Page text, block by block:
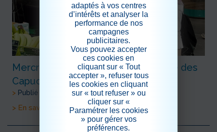
Mercredi 31 Juillet : sortie au marché des
Capucins, la suite des photos
> Publié le 05/08/2019
> En savoir plus
adaptés à vos centres
d’intérêts et analyser la
performance de nos
campagnes
publicitaires.
Vous pouvez accepter
ces cookies en
cliquant sur « Tout
accepter », refuser tous
les cookies en cliquant
sur « tout refuser » ou
cliquer sur «
Paramétrer les cookies
» pour gérer vos
préférences.